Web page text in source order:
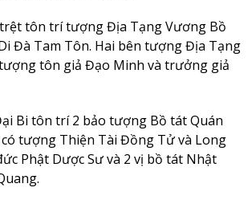
tôn trí tượng Địa Tạng Vương Bồ
Đà Tam Tôn. Hai bên tượng Địa Tạng
tôn giả Đạo Minh và trưởng giả
Bi tôn trí 2 bảo tượng Bồ tát Quán
có tượng Thiện Tài Đồng Tử và Long
Phật Dược Sư và 2 vị bồ tát Nhật